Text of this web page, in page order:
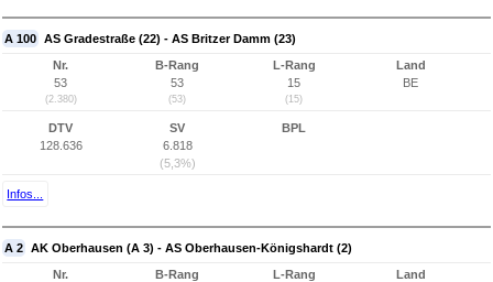
A 100 AS Gradestraße (22) - AS Britzer Damm (23)
Nr.
53
(2.380)
B-Rang
53
(53)
L-Rang
15
(15)
Land
BE
DTV
128.636
SV
6.818
(5,3%)
BPL
Infos...
A 2 AK Oberhausen (A 3) - AS Oberhausen-Königshardt (2)
Nr.
B-Rang
L-Rang
Land